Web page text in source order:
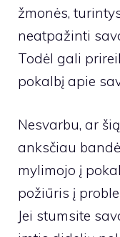
žmonės,
neatpažinti
Todėl gali
pokalbį apie
Nesvarbu, ar
anksčiau
mylimojo į
požiūris į
Jei stumsite